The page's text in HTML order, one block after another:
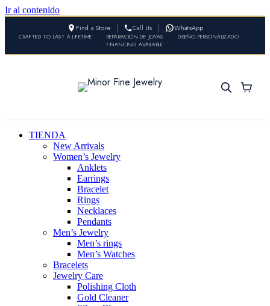
Ir al contenido
Find a Store Call Us WhatsApp
CRAFTED TO LAST A LIFETIME • REPARACIÓN DE JOYAS • DISEÑO PERSONALIZADO
•
FINANCING AVAILABLE
TIENDA
New Arrivals
Women’s Jewelry
Anklets
Earrings
Bracelet
Rings
Necklaces
Pendants
Men’s Jewelry
Men’s rings
Men’s Watches
Bracelets
Jewelry Care
Polishing Cloth
Gold Cleaner